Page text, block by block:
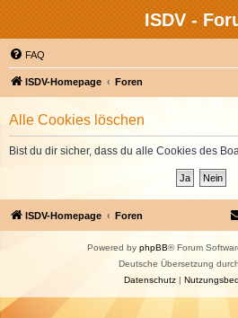
ISDV -
FAQ
ISDV-Homepage Foren
Alle Cookies löschen
Bist du dir sicher, dass du alle Cookies des
ISDV-Homepage Foren
Powered by phpBB® Forum
Deutsche Übersetzung durch
Datenschutz|